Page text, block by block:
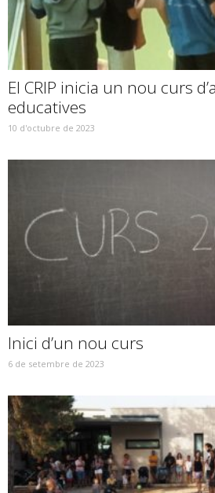
El CRIP inicia un nou curs
educatives
10 d'octubre de 2023
Inici d’un nou curs
6 de setembre de 2023